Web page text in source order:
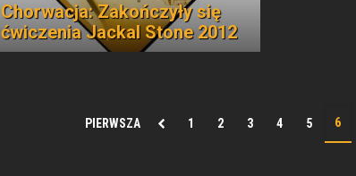
Chorwacja: Zakończyły się
ćwiczenia Jackal Stone 2012
PIERWSZA 1 2 3 4 5